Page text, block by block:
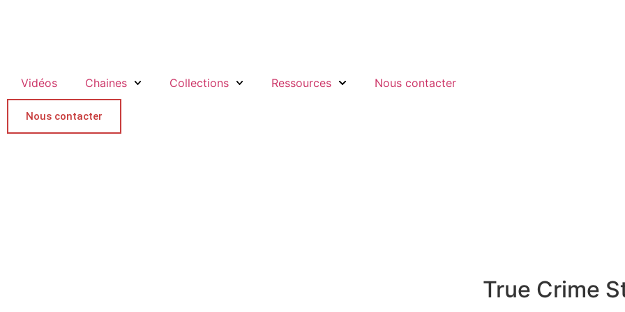
Vidéos Chaines Collections Ressources Nous contacter
Nous contacter
True Crime